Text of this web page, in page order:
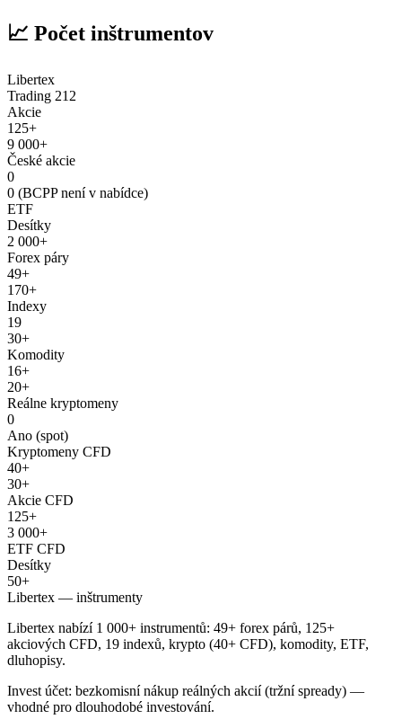
📈 Počet inštrumentov
Libertex
Trading 212
Akcie
125+
9 000+
České akcie
0
0 (BCPP není v nabídce)
ETF
Desítky
2 000+
Forex páry
49+
170+
Indexy
19
30+
Komodity
16+
20+
Reálne kryptomeny
0
Ano (spot)
Kryptomeny CFD
40+
30+
Akcie CFD
125+
3 000+
ETF CFD
Desítky
50+
Libertex — inštrumenty
Libertex nabízí 1 000+ instrumentů: 49+ forex párů, 125+
akciových CFD, 19 indexů, krypto (40+ CFD), komodity, ETF,
dluhopisy.
Invest účet: bezkomisní nákup reálných akcií (tržní spready) —
vhodné pro dlouhodobé investování.